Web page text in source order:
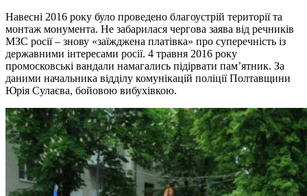
Навесні 2016 року було проведено благоустрій території та
монтаж монумента. Не забарилася чергова заява від речників
МЗС росії – знову «заїжджена платівка» про суперечність із
державними інтересами росії. 4 травня 2016 року
промосковські вандали намагались підірвати пам’ятник. За
даними начальника відділу комунікацій поліції Полтавщини
Юрія Сулаєва, бойовою вибухівкою.